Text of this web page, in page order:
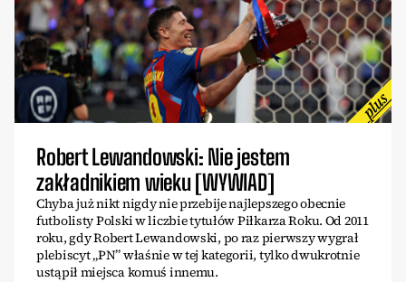
Robert Lewandowski: Nie jestem
zakładnikiem wieku [WYWIAD]
Chyba już nikt nigdy nie przebije najlepszego obecnie
futbolisty Polski w liczbie tytułów Piłkarza Roku. Od 2011
roku, gdy Robert Lewandowski, po raz pierwszy wygrał
plebiscyt „PN” właśnie w tej kategorii, tylko dwukrotnie
ustąpił miejsca komuś innemu.